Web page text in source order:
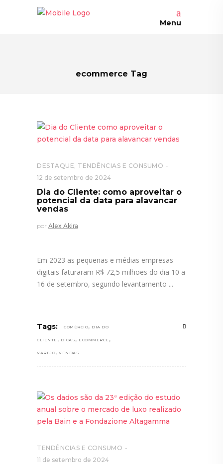
Menu
ecommerce Tag
DESTAQUE, TENDÊNCIAS E CONSUMO
12 de setembro de 2024
Dia do Cliente: como aproveitar o
potencial da data para alavancar
vendas
por Alex Akira
Em 2023 as pequenas e médias empresas
digitais faturaram R$ 72,5 milhões do dia 10 a
16 de setembro, segundo levantamento
Tags: COMÉRCIO, DIA DO
CLIENTE , DICAS , ECOMMERCE ,
VAREJO, VENDAS
TENDÊNCIAS E CONSUMO
11 de setembro de 2024